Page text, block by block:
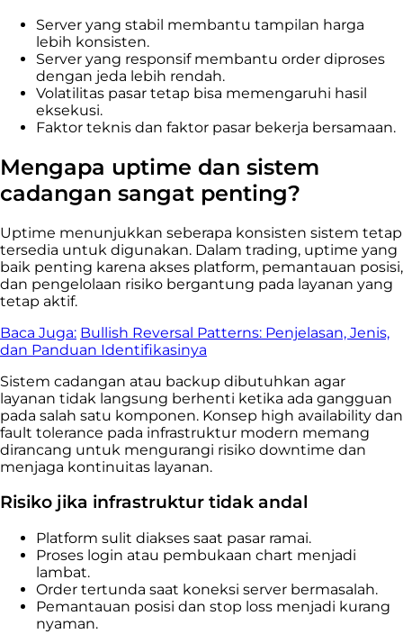
Server yang stabil membantu tampilan harga
lebih konsisten.
Server yang responsif membantu order diproses
dengan jeda lebih rendah.
Volatilitas pasar tetap bisa memengaruhi hasil
eksekusi.
Faktor teknis dan faktor pasar bekerja bersamaan.
Mengapa uptime dan sistem
cadangan sangat penting?
Uptime menunjukkan seberapa konsisten sistem tetap
tersedia untuk digunakan. Dalam trading, uptime yang
baik penting karena akses platform, pemantauan posisi,
dan pengelolaan risiko bergantung pada layanan yang
tetap aktif.
Baca Juga: Bullish Reversal Patterns: Penjelasan, Jenis,
dan Panduan Identifikasinya
Sistem cadangan atau backup dibutuhkan agar
layanan tidak langsung berhenti ketika ada gangguan
pada salah satu komponen. Konsep high availability dan
fault tolerance pada infrastruktur modern memang
dirancang untuk mengurangi risiko downtime dan
menjaga kontinuitas layanan.
Risiko jika infrastruktur tidak andal
Platform sulit diakses saat pasar ramai.
Proses login atau pembukaan chart menjadi
lambat.
Order tertunda saat koneksi server bermasalah.
Pemantauan posisi dan stop loss menjadi kurang
nyaman.